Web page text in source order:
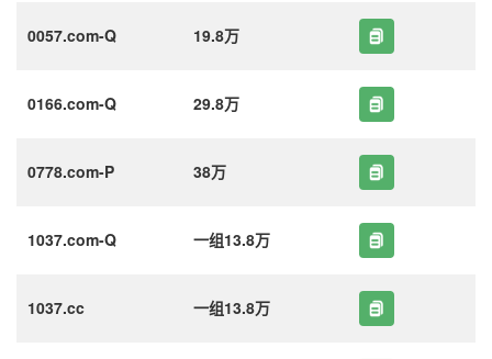
0057.com-Q 19.8万
0166.com-Q 29.8万
0778.com-P 38万
1037.com-Q 一组13.8万
1037.cc 一组13.8万